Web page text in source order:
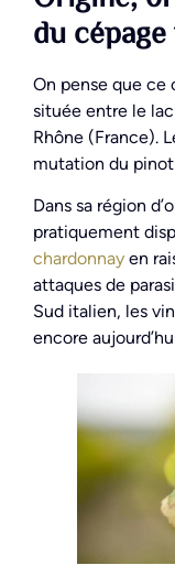
du
On pense que ce
située entre le
Rhône (France).
mutation du
Dans sa région
pratiquement
chardonnay en
attaques de
Sud italien, les
encore